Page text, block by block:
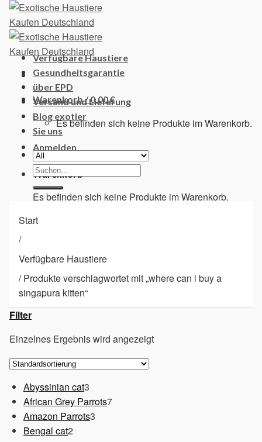
Skip
content
Warenkorb /0,00€
Es befinden sich keine Produkte im Warenkorb.
Anmelden
Warenkorb
Es befinden sich keine Produkte im Warenkorb.
Verfügbare Haustiere
Gesundheitsgarantie
über EPD
Versand und Lieferung
Blog exotier
Sie uns
Suchen
nach:
Start
/
Verfügbare Haustiere
/Produkte verschlagwortet mit „where can i buy a
singapura kitten“
Filter
Einzelnes Ergebnis wird angezeigt
Abyssinian cat3
Produkte
African Grey Parrots77
Amazon Parrots3
Bengal cat22